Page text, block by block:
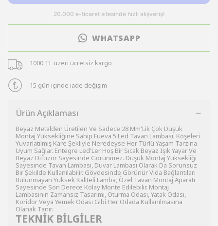
WHATSAPP
1000 TL üzeri ücretsiz kargo
15 gün içinde iade değişim
Ürün Açıklaması
Beyaz Metalden Üretilen Ve Sadece 28 Mm'Lik Çok Düşük
Montaj Yüksekliğine Sahip Fueva 5 Led Tavan Lambası, Köşeleri
Yuvarlatılmış Kare Şekliyle Neredeyse Her Türlü Yaşam Tarzına
Uyum Sağlar. Entegre Led'Ler Hoş Bir Sıcak Beyaz Işık Yayar Ve
Beyaz Difüzör Sayesinde Görünmez. Düşük Montaj Yüksekliği
Sayesinde Tavan Lambası, Duvar Lambası Olarak Da Sorunsuz
Bir Şekilde Kullanılabilir. Gövdesinde Görünür Vida Bağlantıları
Bulunmayan Yüksek Kaliteli Lamba, Özel Tavan Montaj Aparatı
Sayesinde Son Derece Kolay Monte Edilebilir. Montaj
Lambasının Zamansız Tasarımı, Oturma Odası, Yatak Odası,
Koridor Veya Yemek Odası Gibi Her Odada Kullanılmasına
Olanak Tanır.
TEKNİK BİLGİLER